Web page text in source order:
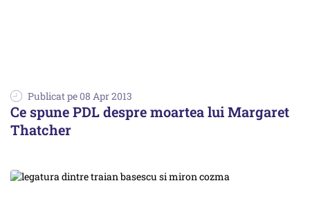
Publicat pe 08 Apr 2013
Ce spune PDL despre moartea lui Margaret
Thatcher